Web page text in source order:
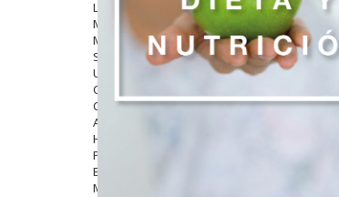
Labiales
Maquillajes Y Color
Mascarillas
Solares
Utensilios
Cosmética Capilar
Cosmética Corporal
Anticelulíticos
Hidratantes Corporales
Perfumes Y Colonias
Exfoliantes Corporales
Manos Y Uñas